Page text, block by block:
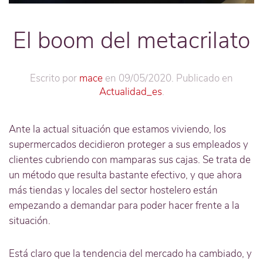
El boom del metacrilato
Escrito por mace en 09/05/2020. Publicado en
Actualidad_es.
Ante la actual situación que estamos viviendo, los
supermercados decidieron proteger a sus empleados y
clientes cubriendo con mamparas sus cajas. Se trata de
un método que resulta bastante efectivo, y que ahora
más tiendas y locales del sector hostelero están
empezando a demandar para poder hacer frente a la
situación.
Está claro que la tendencia del mercado ha cambiado, y